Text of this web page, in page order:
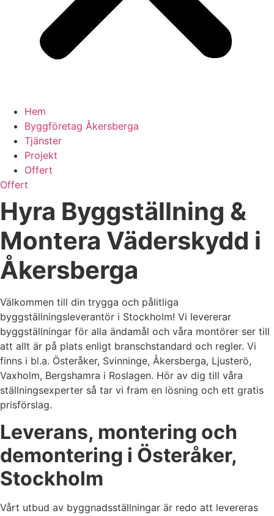
Hem
Byggföretag Åkersberga
Tjänster
Projekt
Offert
Offert
Hyra Byggställning &
Montera Väderskydd i
Åkersberga
Välkommen till din trygga och pålitliga
byggställningsleverantör i Stockholm! Vi levererar
byggställningar för alla ändamål och våra montörer ser till
att allt är på plats enligt branschstandard och regler. Vi
finns i bl.a. Österåker, Svinninge, Åkersberga, Ljusterö,
Vaxholm, Bergshamra i Roslagen. Hör av dig till våra
ställningsexperter så tar vi fram en lösning och ett gratis
prisförslag.
Leverans, montering och
demontering i Österåker,
Stockholm
Vårt utbud av byggnadsställningar är redo att levereras